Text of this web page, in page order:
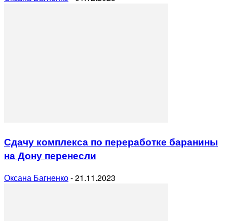
Сдачу комплекса по переработке баранины
на Дону перенесли
Оксана Багненко-21.11.2023